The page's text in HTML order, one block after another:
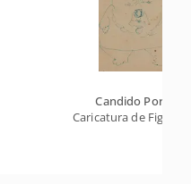
Candido Portinari
Caricatura de Figura